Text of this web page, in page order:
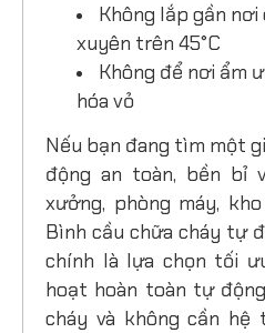
Không lắp gần
xuyên trên 45°C
Không để nơi ẩm
hóa vỏ
Nếu bạn đang tìm một
động an toàn, bền bỉ
xưởng, phòng máy,
Bình cầu chữa cháy tự
chính là lựa chọn tối
hoạt hoàn toàn tự
cháy và không cần hệ